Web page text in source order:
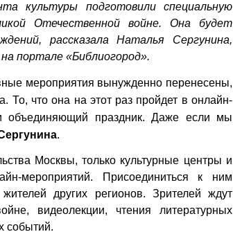
культуры подготовили специальную
Отечественной войне. Она будет
рассказалаНаталья Сергунина,
портале «Библиогород».
мероприятия вынужденно перенесены,
То, что она на этот раз пройдет в онлайн-
праздник. Даже если мы
.
Москвы, только культурные центры и
мероприятий. Присоединиться к ним
других регионов. Зрителей ждут
видеолекции, чтения литературных
событий.